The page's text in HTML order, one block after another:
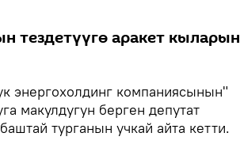
тездетүүгө аракет кыларын
энергохолдинг компаниясынын"
макулдугун берген депутат
турганын учкай айта кетти.